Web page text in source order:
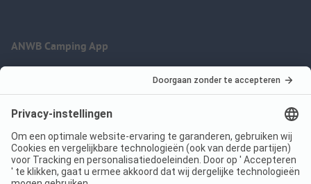
ANWB Camping App
Imprint
Jouw privacy
Voorwaarden